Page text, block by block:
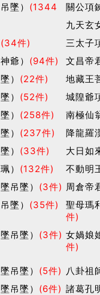
墜） (1344
關公項
九天玄
(34件)
三太子
爺） (94件)
文昌帝
） (22件)
地藏王
） (52件)
城隍爺
） (258件)
南極仙
） (237件)
降龍羅
） (33件)
大日如
） (132件)
不動明
吊墜） (3件) 周倉帝
墜） (35件)
聖母瑪
件)
吊墜） (3件) 女媧娘
件)
吊墜） (5件) 八卦祖
吊墜） (6件) 諸葛孔